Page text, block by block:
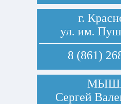
г.
ул. им.
8 (861)
Сергей